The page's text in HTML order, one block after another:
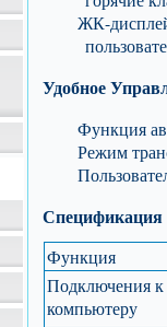
ЖК-
Удобное
Функция
Режим
Спецификация
Функция
Подключения к
компьютеру